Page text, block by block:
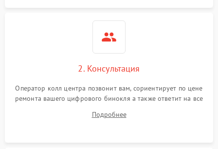
2. Консультация
Оператор колл центра позвонит вам, сориентирует по цене
ремонта вашего цифрового бинокля а также ответит на все
Подробнее